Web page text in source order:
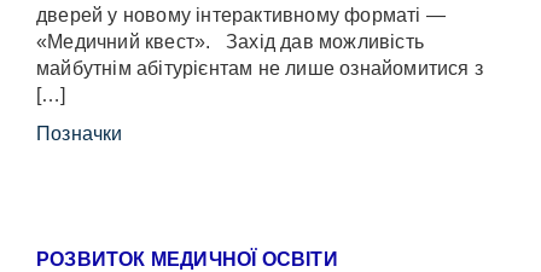
дверей у новому інтерактивному форматі —
«Медичний квест». Захід дав можливість
майбутнім абітурієнтам не лише ознайомитися з
[…]
Позначки
РОЗВИТОК МЕДИЧНОЇ ОСВІТИ